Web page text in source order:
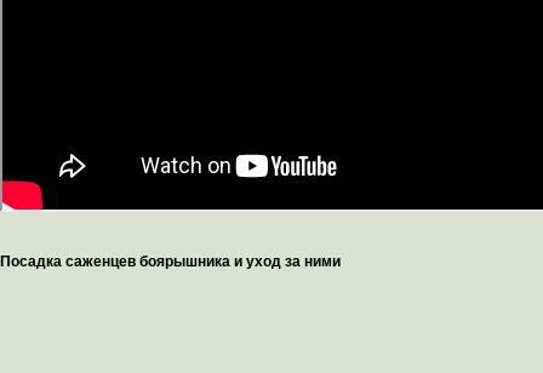
Посадка саженцев боярышника и уход за ними